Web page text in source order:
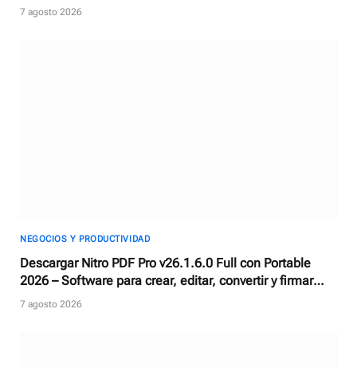
7 agosto 2026
NEGOCIOS Y PRODUCTIVIDAD
Descargar Nitro PDF Pro v26.1.6.0 Full con Portable
2026 – Software para crear, editar, convertir y firmar
documentos PDF
7 agosto 2026